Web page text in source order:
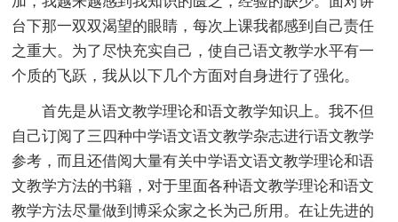
台下那一双双渴望的眼睛，每次上课我都感到自己责任
之重大。为了尽快充实自己，使自己语文教学水平有一
个质的飞跃，我从以下几个方面对自身进行了强化。
首先是从语文教学理论和语文教学知识上。我不但
自己订阅了三四种中学语文语文教学杂志进行语文教学
参考，而且还借阅大量有关中学语文语文教学理论和语
文教学方法的书籍，对于里面各种语文教学理论和语文
教学方法尽量做到博采众家之长为己所用。在让先进的